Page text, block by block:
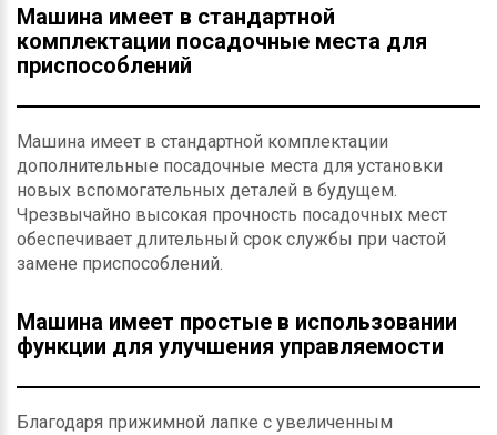
Машина имеет в стандартной
комплектации посадочные места для
приспособлений
Машина имеет в стандартной комплектации
дополнительные посадочные места для установки
новых вспомогательных деталей в будущем.
Чрезвычайно высокая прочность посадочных мест
обеспечивает длительный срок службы при частой
замене приспособлений.
Машина имеет простые в использовании
функции для улучшения управляемости
Благодаря прижимной лапке с увеличенным